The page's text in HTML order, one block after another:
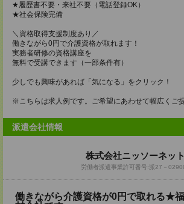
★履歴書不要・来社不要（電話登録OK）
★社会保険完備
＼資格取得支援制度あり／
働きながら0円で介護資格が取れます！
実務者研修の資格講座を
無料で受講できます（一部条件有）
少しでも興味があれば「気になる」をクリック！
※こちらは求人例です。ご希望にあわせて幅広くご
派遣会社情報
株式会社ニッソーネット
労働者派遣事業許可番号:派27－
働きながら介護資格が0円で取れる★